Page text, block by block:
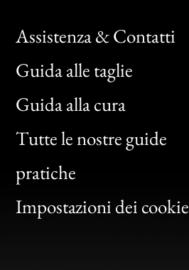
Assistenza & Contatti
Guida alle taglie
Guida alla cura
Tutte le nostre guide
pratiche
Impostazioni dei cookie